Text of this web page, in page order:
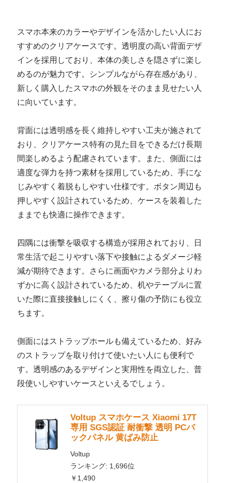
スマホ本来のカラーやデザインを活かしたい人にお
すすめのクリアケースです。透明度の高い背面デザ
インを採用しており、本体の美しさを隠さずに楽し
めるのが魅力です。シンプルながら存在感があり、
新しく購入したスマホの外観をそのまま見せたい人
に向いています。
背面には透明感を長く維持しやすい工夫が施されて
おり、クリアケース特有の見た目をできるだけ長期
間楽しめるよう配慮されています。また、側面には
適度な弾力を持つ素材を採用しているため、手にな
じみやすく着脱もしやすい仕様です。ボタン周辺も
押しやすく設計されているため、ケースを装着した
ままでも快適に操作できます。
四隅には衝撃を吸収する構造が採用されており、日
常生活で起こりやすい落下や接触によるダメージ軽
減が期待できます。さらに画面やカメラ部分よりわ
ずかに高く設計されているため、机やテーブルに置
いた際に直接接触しにくく、擦り傷の予防にも役立
ちます。
側面にはストラップホールも備えているため、好み
のストラップを取り付けて使いたい人にも便利で
す。透明感のあるデザインと実用性を両立した、普
段使いしやすいケースといえるでしょう。
Voltup スマホケース Xiaomi 17T
専用 SGS認証 耐衝撃 透明 PCバ
ックパネル 黄ばみ防止
Voltup
ランキング: 1,696位
￥1,490